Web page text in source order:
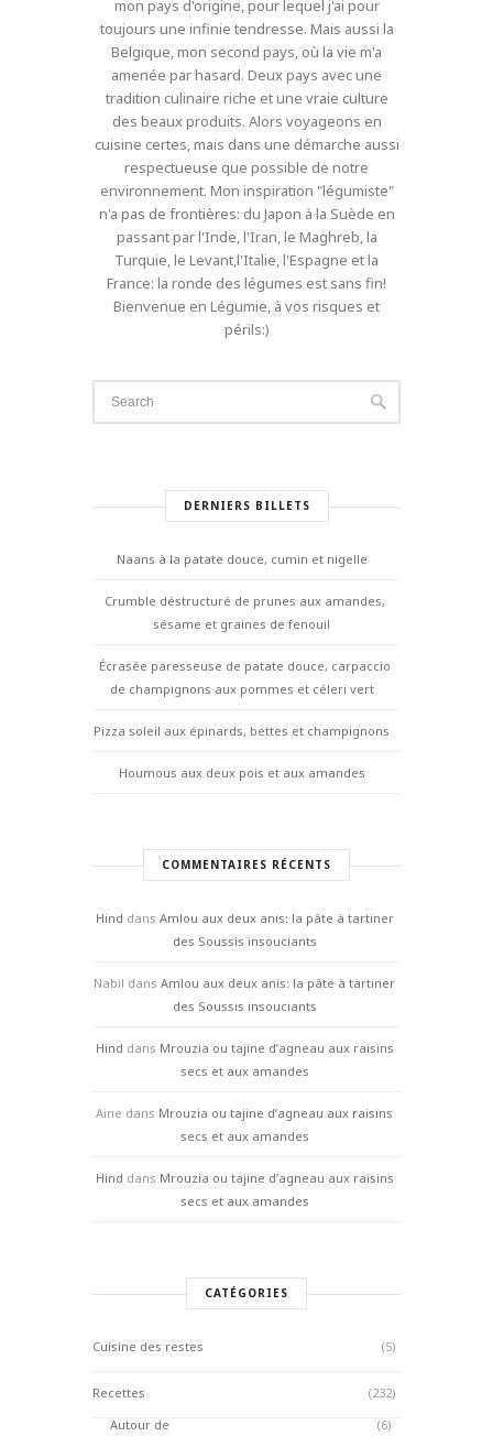
mon pays d'origine, pour lequel j'ai pour
toujours une infinie tendresse. Mais aussi la
Belgique, mon second pays, où la vie m'a
amenée par hasard. Deux pays avec une
tradition culinaire riche et une vraie culture
des beaux produits. Alors voyageons en
cuisine certes, mais dans une démarche aussi
respectueuse que possible de notre
environnement. Mon inspiration "légumiste"
n'a pas de frontières: du Japon à la Suède en
passant par l'Inde, l'Iran, le Maghreb, la
Turquie, le Levant,l'Italie, l'Espagne et la
France: la ronde des légumes est sans fin!
Bienvenue en Légumie, à vos risques et
périls:)
DERNIERS BILLETS
Naans à la patate douce, cumin et nigelle
Crumble déstructuré de prunes aux amandes,
sésame et graines de fenouil
Écrasée paresseuse de patate douce, carpaccio
de champignons aux pommes et céleri vert
Pizza soleil aux épinards, bettes et champignons
Houmous aux deux pois et aux amandes
COMMENTAIRES RÉCENTS
Hind dans Amlou aux deux anis: la pâte à tartiner
des Soussis insouciants
Nabil dans Amlou aux deux anis: la pâte à tartiner
des Soussis insouciants
Hind dans Mrouzia ou tajine d’agneau aux raisins
secs et aux amandes
Aine dans Mrouzia ou tajine d’agneau aux raisins
secs et aux amandes
Hind dans Mrouzia ou tajine d’agneau aux raisins
secs et aux amandes
CATÉGORIES
Cuisine des restes (5)
Recettes
(232)
Autour de
(6)